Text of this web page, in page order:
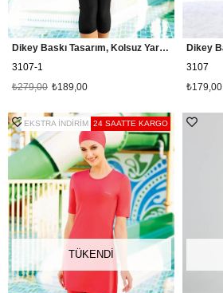
Dikey Baskı Tasarım, Kolsuz Yarım Kapalı Mayo, Siyah
3107-1
₺189,00
₺279,00
3107
₺179,00
TÜKENDI
24 SAATTE KARGO
EKSTRA İNDİRİM